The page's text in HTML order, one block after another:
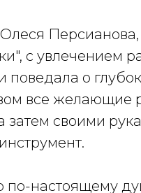
с увлечением
поведала о
все желающие
затем своими
по-настоящему